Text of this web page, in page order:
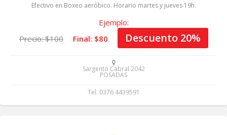
Efectivo en Boxeo aeróbico. Horario martes y jueves 19h.
Ejemplo:
Precio: $100
Final: $80 Descuento 20%
Sargento Cabral 2042
POSADAS
Tel: 0376 4439591